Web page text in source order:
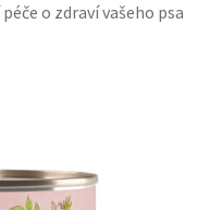
o zdraví vašeho psa